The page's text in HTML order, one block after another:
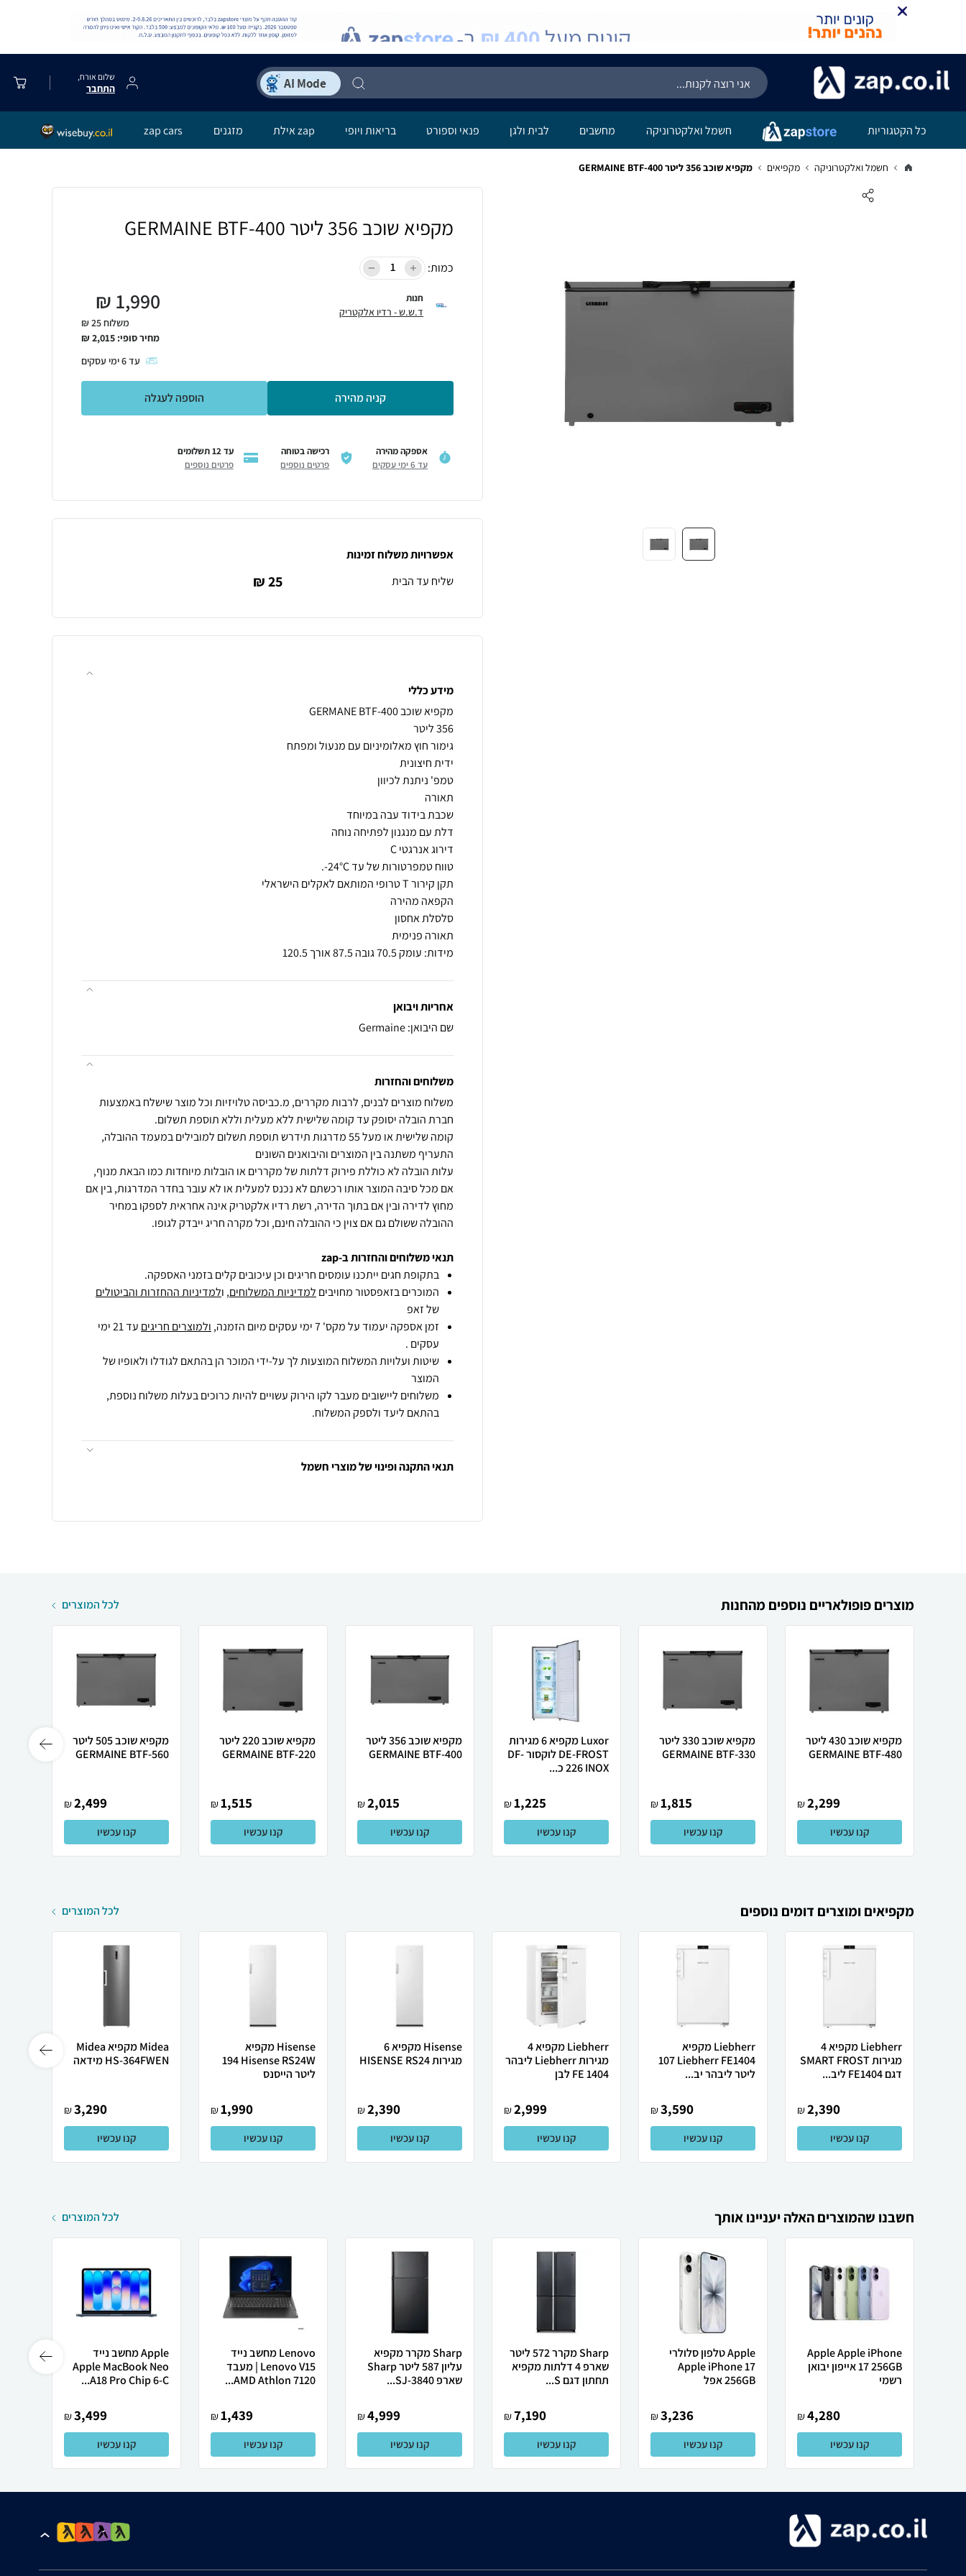
שלום אורח,
התחבר
כל הקטגוריות חשמל ואלקטרוניקה מחשבים לבית ולגן פנאי וספורט בריאות ויופי zap אילת מזגנים zap cars
חשמל ואלקטרוניקה מקפיאים מקפיא שוכב 356 ליטר GERMAINE BTF-400
מקפיא שוכב 356 ליטר GERMAINE BTF-400
כמות:
חנות
ד.ש.ש - רדיו אלקטריק 1,990
₪
משלוח 25 ₪
מחיר סופי: 2,015
₪
עד6ימי עסקים
קניה מהירה הוספה לעגלה
אספקה מהירה
עד 6 ימי עסקים
רכישה בטוחה
פרטים נוספים
עד 12 תשלומים
פרטים נוספים
אפשרויות משלוח זמינות
שליח עד הבית
25 ₪
מידע כללי
מידות: עומק 70.5 גובה 87.5 אורך 120.5
אחריות ויבואן
שם היבואן: Germaine
משלוחים והחזרות
משלוח מוצרים לבנים, לרבות מקררים, מ.כביסה טלויזיות וכל מוצר שישלח באמצעות
קומה שלישית או מעל 55 מדרגות תידרש תוספת תשלום למובילים במעמד ההובלה,
אם מכל סיבה המוצר אותו רכשתם לא נכנס למעלית או לא עובר בחדר המדרגות, בין אם
מחוץ לדירה ובין אם בתוך הדירה, רשת רדיו אלקטריק אינה אחראית לספקו במחיר
ההובלה ששולם גם אם צוין כי ההובלה חינם, וכל מקרה חריג ייבדק לגופו.
תנאי משלוחים והחזרות ב-zap
בתקופת חגים ייתכנו עומסים חריגים וכן עיכובים קלים בזמני האספקה.
המוכרים בזאפסטור מחויבים למדיניות המשלוחים, ולמדיניות ההחזרות והביטולים
של זאפ
זמן אספקה יעמוד על מקס' 7 ימי עסקים מיום הזמנה,
ולמוצרים חריגים
עד 21 ימי
עסקים .
שיטות ועלויות המשלוח המוצעות לך על-ידי המוכר הן בהתאם לגודלו ולאופיו של
המוצר
משלוחים ליישובים מעבר לקו הירוק עשויים להיות כרוכים בעלות משלוח נוספת,
בהתאם ליעד ולספק המשלוח.
תנאי התקנה ופינוי של מוצרי חשמל
מוצרים פופולאריים נוספים מהחנות לכל המוצרים
מקפיא ‏שוכב 430 ליטר
GERMAINE BTF-480
2,299
₪
קנו עכשיו
מקפיא שוכב 330 ליטר
GERMAINE BTF-330
1,815
₪
קנו עכשיו
Luxor מקפיא 6 מגירות
DE-FROST לוקסור DF-
226 INOX כ...
1,225
₪
קנו עכשיו
מקפיא שוכב 356 ליטר
GERMAINE BTF-400
2,015
₪
קנו עכשיו
מקפיא שוכב 220 ליטר
GERMAINE BTF-220
1,515
₪
קנו עכשיו
מקפיא שוכב 505 ליטר
GERMAINE BTF-560
2,499
₪
קנו עכשיו
מקפיאים ומוצרים דומים נוספים לכל המוצרים
Liebherr מקפיא 4
מגירות SMART FROST
דגם FE1404 ליב...
2,390
₪
קנו עכשיו
Liebherr מקפיא
Liebherr FE1404 ‏107
‏ליטר ליבהר יב...
3,590
₪
קנו עכשיו
Liebherr מקפיא 4
מגירות Liebherr ליבהר
FE 1404 לבן
2,999
₪
קנו עכשיו
Hisense מקפיא 6
מגירות HISENSE RS24
2,390
₪
קנו עכשיו
Hisense מקפיא
Hisense RS24W ‏194
‏ליטר הייסנס
1,990
₪
קנו עכשיו
Midea מקפיא Midea
HS-364FWEN מידאה
3,290
₪
קנו עכשיו
חשבנו שהמוצרים האלה יעניינו אותך לכל המוצרים
Apple Apple iPhone
17 256GB אייפון יבואן
רשמי
4,280
₪
קנו עכשיו
Apple טלפון סלולרי
Apple iPhone 17
256GB אפל
3,236
₪
קנו עכשיו
Sharp מקרר 572 ליטר
שארפ 4 דלתות מקפיא
תחתון דגם S...
7,190
₪
קנו עכשיו
Sharp מקרר מקפיא
עליון 587 ליטר Sharp
שארפ SJ-3840...
4,999
₪
קנו עכשיו
Lenovo מחשב נייד
Lenovo V15 | מעבד
AMD Athlon 7120...
1,439
₪
קנו עכשיו
Apple מחשב נייד
Apple MacBook Neo
A18 Pro Chip 6-C...
3,499
₪
קנו עכשיו